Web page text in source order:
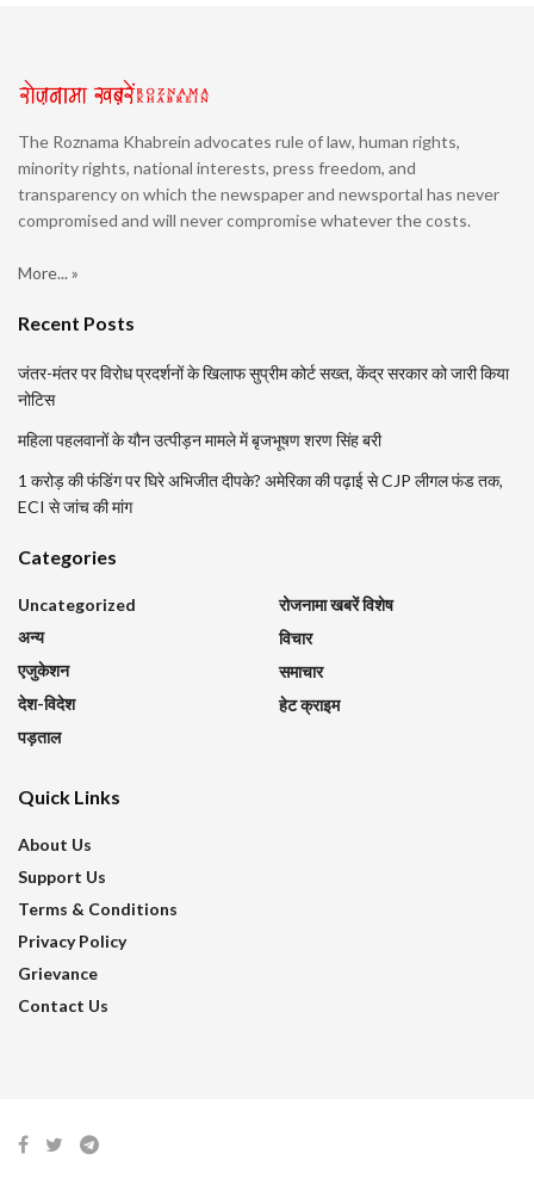
The Roznama Khabrein advocates rule of law, human rights,
minority rights, national interests, press freedom, and
transparency on which the newspaper and newsportal has never
compromised and will never compromise whatever the costs.
More... »
Recent Posts
जंतर-मंतर पर विरोध प्रदर्शनों के खिलाफ सुप्रीम कोर्ट सख्त, केंद्र सरकार को जारी किया
नोटिस
महिला पहलवानों के यौन उत्पीड़न मामले में बृजभूषण शरण सिंह बरी
1 करोड़ की फंडिंग पर घिरे अभिजीत दीपके? अमेरिका की पढ़ाई से CJP लीगल फंड तक,
ECI से जांच की मांग
Categories
Uncategorized
अन्य
एजुकेशन
देश-विदेश
पड़ताल
रोजनामा खबरें विशेष
विचार
समाचार
हेट क्राइम
Quick Links
About Us
Support Us
Terms & Conditions
Privacy Policy
Grievance
Contact Us